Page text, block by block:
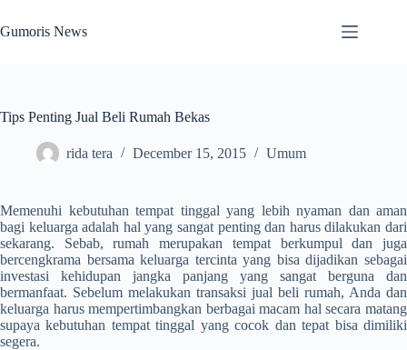
to
content
Gumoris News
Tips Penting Jual Beli Rumah Bekas
rida tera December 15, 2015 Umum
Memenuhi kebutuhan tempat tinggal yang lebih nyaman dan aman
bagi keluarga adalah hal yang sangat penting dan harus dilakukan dari
sekarang. Sebab, rumah merupakan tempat berkumpul dan juga
bercengkrama bersama keluarga tercinta yang bisa dijadikan sebagai
investasi kehidupan jangka panjang yang sangat berguna dan
bermanfaat. Sebelum melakukan transaksi jual beli rumah, Anda dan
keluarga harus mempertimbangkan berbagai macam hal secara matang
supaya kebutuhan tempat tinggal yang cocok dan tepat bisa dimiliki
segera.